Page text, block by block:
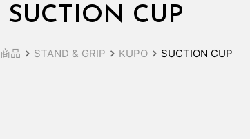
SUCTION CUP
商品 STAND & GRIP KUPO SUCTION CUP